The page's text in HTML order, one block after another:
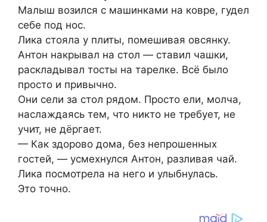
Малыш возился с машинками на ковре, гудел
себе под нос.
Лика стояла у плиты, помешивая овсянку.
Антон накрывал на стол — ставил чашки,
раскладывал тосты на тарелке. Всё было
просто и привычно.
Они сели за стол рядом. Просто ели, молча,
наслаждаясь тем, что никто не требует, не
учит, не дёргает.
— Как здорово дома, без непрошенных
гостей, — усмехнулся Антон, разливая чай.
Лика посмотрела на него и улыбнулась.
Это точно.